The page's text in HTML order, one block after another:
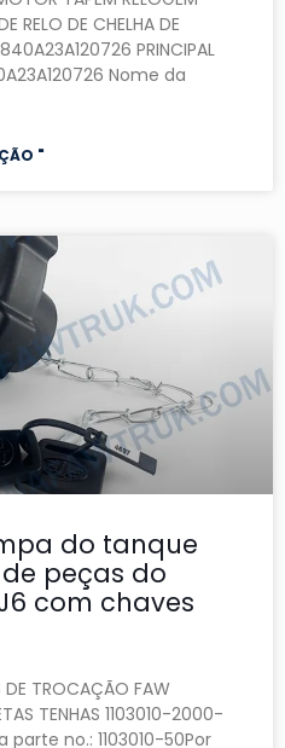
RELO DE CHELHA DE
PRINCIPAL
Nome da
"
do tanque
peças do
com chaves
DE TROCAÇÃO FAW
TENHAS 1103010-2000-
parte no.: 1103010-50Por